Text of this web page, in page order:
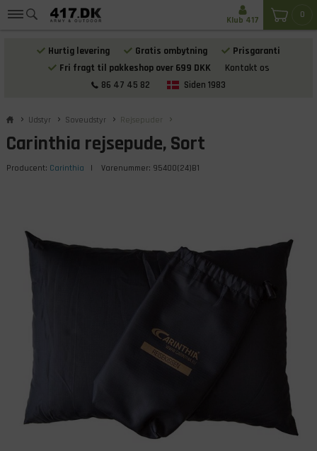
Hurtig levering Gratis ombytning
Prisgaranti
Fri fragt til pakkeshop over 699 DKK
Kontakt os
86 47 45 82
Siden 1983
0
Klub 417
Udstyr Soveudstyr Rejsepuder
Carinthia rejsepude, Sort
Producent: Carinthia | Varenummer: 95400(24)B1